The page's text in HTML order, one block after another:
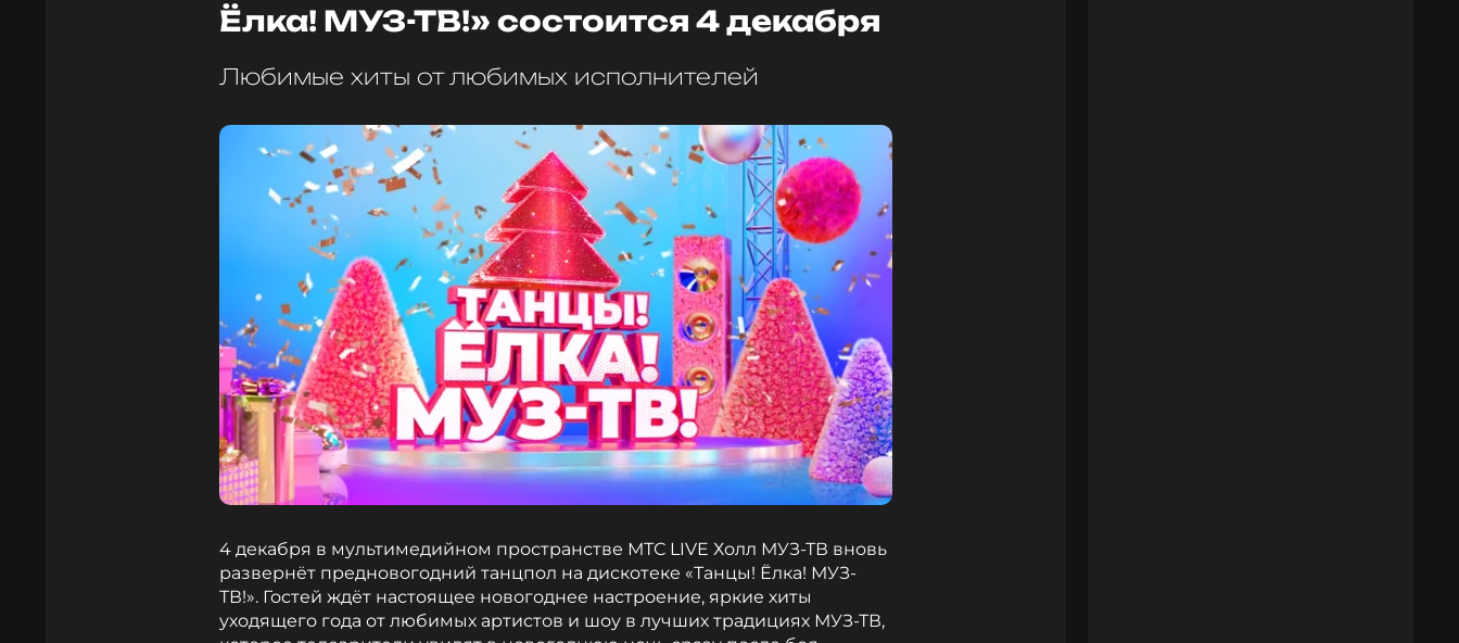
Ёлка! МУЗ-ТВ!» состоится 4 декабря
Любимые хиты от любимых исполнителей
4 декабря в мультимедийном пространстве МТС LIVE Холл МУЗ-ТВ вновь
развернёт предновогодний танцпол на дискотеке «Танцы! Ёлка! МУЗ-
ТВ!». Гостей ждёт настоящее новогоднее настроение, яркие хиты
уходящего года от любимых артистов и шоу в лучших традициях МУЗ-ТВ,